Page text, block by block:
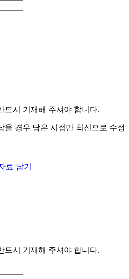
드시 기재해 주셔야 합니다.
을 경우 담은 시점만 최신으로 수정
료 담기
드시 기재해 주셔야 합니다.